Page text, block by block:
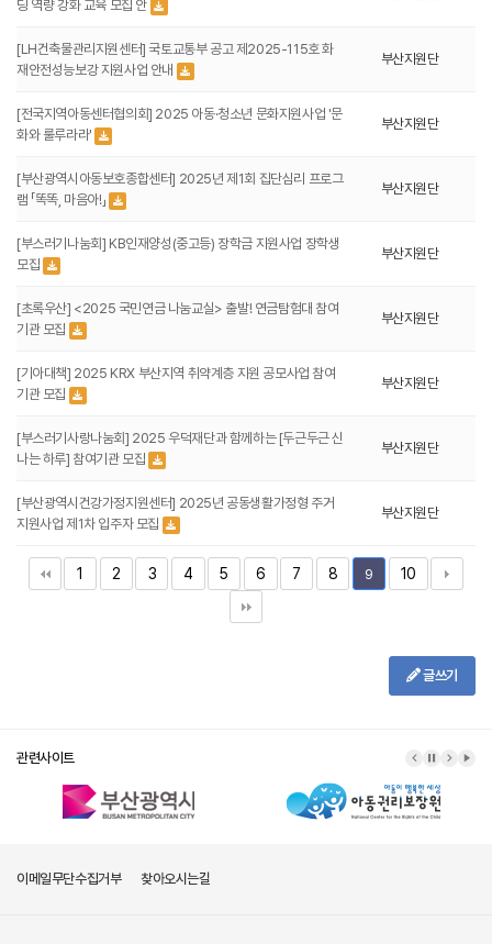
딩 역량 강화 교육 모집 안
[LH건축물관리지원센터] 국토교통부 공고 제2025-115호 화
재안전성능보강 지원사업 안내
부산지원단
[전국지역아동센터협의회] 2025 아동·청소년 문화지원사업 '문
화와 룰루라라'
부산지원단
[부산광역시아동보호종합센터] 2025년 제1회 집단심리 프로그
램 「똑똑, 마음아!」
부산지원단
[부스러기나눔회] KB인재양성(중고등) 장학금 지원사업 장학생
모집
부산지원단
[초록우산] <2025 국민연금 나눔교실> 출발! 연금탐험대 참여
기관 모집
부산지원단
[기아대책] 2025 KRX 부산지역 취약계층 지원 공모사업 참여
기관 모집
부산지원단
[부스러기사랑나눔회] 2025 우덕재단과 함께하는 [두근두근 신
나는 하루] 참여기관 모집
부산지원단
[부산광역시건강가정지원센터] 2025년 공동생활가정형 주거
지원사업 제1차 입주자 모집
부산지원단
1 2 3 4 5 6 7 8 9 10
글쓰기
관련사이트
이메일무단수집거부 찾아오시는길